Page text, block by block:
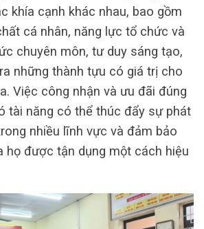
khía cạnh khác nhau, bao gồm
cá nhân, năng lực tổ chức và
chuyên môn, tư duy sáng tạo,
những thành tựu có giá trị cho
Việc công nhận và ưu đãi đúng
tài năng có thể thúc đẩy sự phát
nhiều lĩnh vực và đảm bảo
họ được tận dụng một cách hiệu